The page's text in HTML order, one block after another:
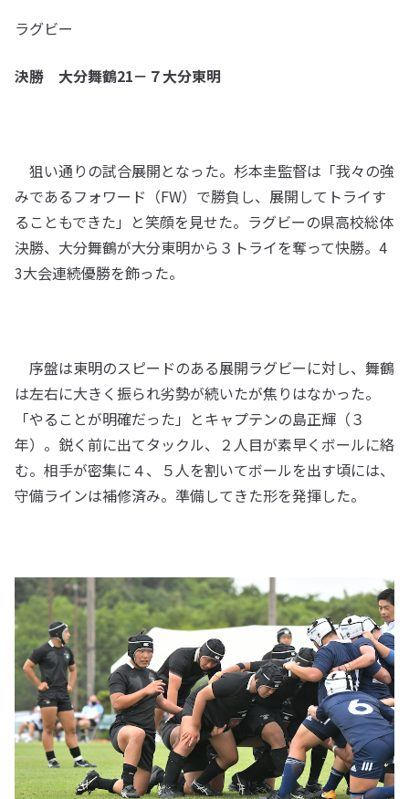
ラグビー
決勝 大分舞鶴21－７大分東明
狙い通りの試合展開となった。杉本圭監督は「我々の強
みであるフォワード（FW）で勝負し、展開してトライす
ることもできた」と笑顔を見せた。ラグビーの県高校総体
決勝、大分舞鶴が大分東明から３トライを奪って快勝。4
3大会連続優勝を飾った。
序盤は東明のスピードのある展開ラグビーに対し、舞鶴
は左右に大きく振られ劣勢が続いたが焦りはなかった。
「やることが明確だった」とキャプテンの島正輝（３
年）。鋭く前に出てタックル、２人目が素早くボールに絡
む。相手が密集に４、５人を割いてボールを出す頃には、
守備ラインは補修済み。準備してきた形を発揮した。